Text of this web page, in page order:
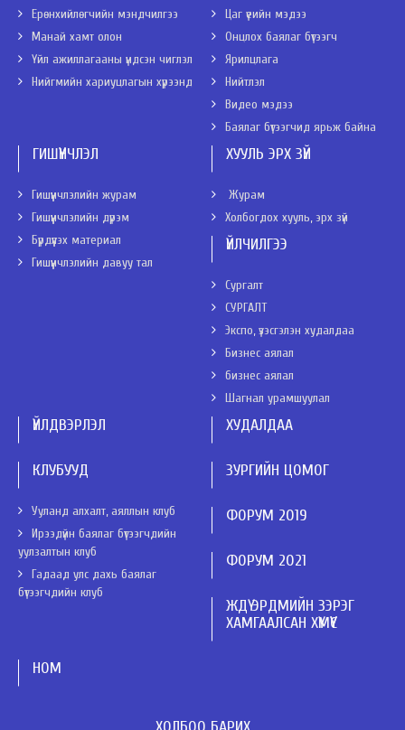
Ерөнхийлөгчийн мэндчилгээ
Манай хамт олон
Үйл ажиллагааны үндсэн чиглэл
Нийгмийн хариуцлагын хүрээнд
Цаг үеийн мэдээ
Онцлох баялаг бүтээгч
Ярилцлага
Нийтлэл
Видео мэдээ
Баялаг бүтээгчид ярьж байна
ГИШҮҮНЧЛЭЛ
Гишүүнчлэлийн журам
Гишүүнчлэлийн дүрэм
Бүрдүүлэх материал
Гишүүнчлэлийн давуу тал
ХУУЛЬ ЭРХ ЗҮЙ
Журам
Холбогдох хууль, эрх зүй
ҮЙЛЧИЛГЭЭ
Сургалт
СУРГАЛТ
Экспо, үзэсгэлэн худалдаа
Бизнес аялал
бизнес аялал
Шагнал урамшуулал
ҮЙЛДВЭРЛЭЛ ХУДАЛДАА
КЛУБУУД
Ууланд алхалт, аяллын клуб
Ирээдүйн баялаг бүтээгчдийн
уулзалтын клуб
Гадаад улс дахь баялаг
бүтээгчдийн клуб
ЗУРГИЙН ЦОМОГ
ФОРУМ 2019
ФОРУМ 2021
ЖДҮ ЭРДМИЙН ЗЭРЭГ
ХАМГААЛСАН ХҮМҮҮС
НОМ